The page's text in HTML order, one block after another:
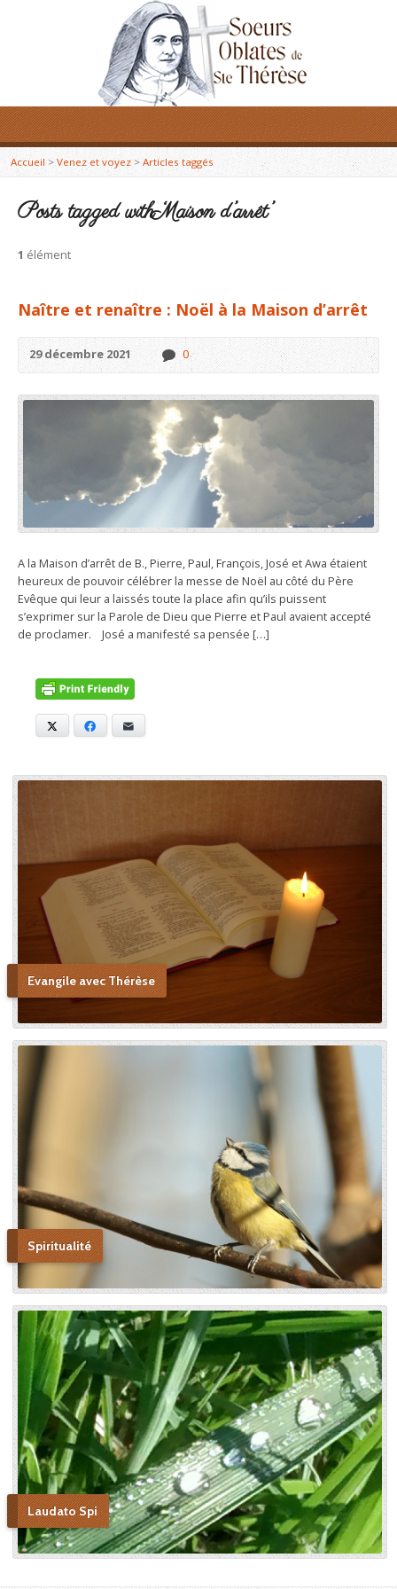
Accueil> Venez et voyez > Articles taggés
Posts tagged with ‘Maison d’arrêt’
1 élément
Naître et renaître : Noël à la Maison d’arrêt
29 décembre 2021 0
A la Maison d’arrêt de B., Pierre, Paul, François, José et Awa étaient
heureux de pouvoir célébrer la messe de Noël au côté du Père
Evêque qui leur a laissés toute la place afin qu’ils puissent
s’exprimer sur la Parole de Dieu que Pierre et Paul avaient accepté
de proclamer. José a manifesté sa pensée […]
Facebook
Evangile avec Thérèse
Spiritualité
Laudato Spi